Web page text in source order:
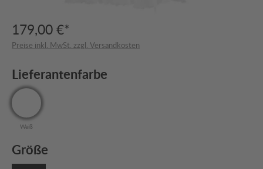
179,00 €*
Preise inkl. MwSt. zzgl. Versandkosten
Lieferantenfarbe
Weiß
Größe